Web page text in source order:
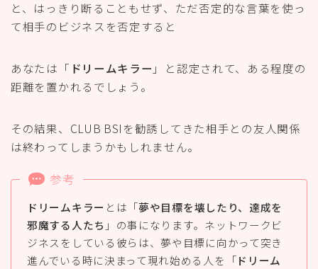
と、はっきり断ることもせず、ただ否定的な言葉を使っ
て相手のビジネスを否定すると
あなたは「 ドリームキラー 」と認定されて、ある程度の
距離を置かれるでしょう。
その結果、CLUB BSIを勧誘してきた相手との友人関係
は終わってしまうかもしれません。
参考
ドリームキラー とは「夢や目標を壊したり、達成を
邪魔する人たち 」の事になります。ネットワークビ
ジネスをしている彼らは、夢や目標に向かって突き
進んでいる時に決まって現れ始める人を「ドリーム